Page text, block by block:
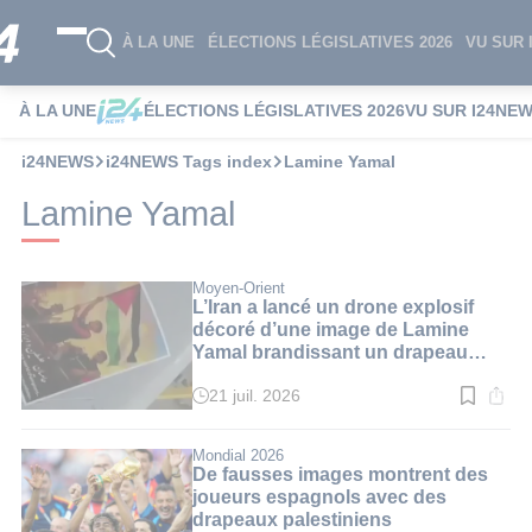
À LA UNE ÉLECTIONS LÉGISLATIVES 2026 VU SUR
À LA UNE ÉLECTIONS LÉGISLATIVES 2026VU SUR
i24NEWS i24NEWS Tags index Lamine Yamal
Lamine Yamal
Moyen-Orient
L’Iran a lancé un drone explosif
décoré d’une image de Lamine
Yamal brandissant un drapeau
Temps
:
2
min.
21 juil. 2026
Mondial 2026
De fausses images montrent des
joueurs espagnols avec des
drapeaux palestiniens